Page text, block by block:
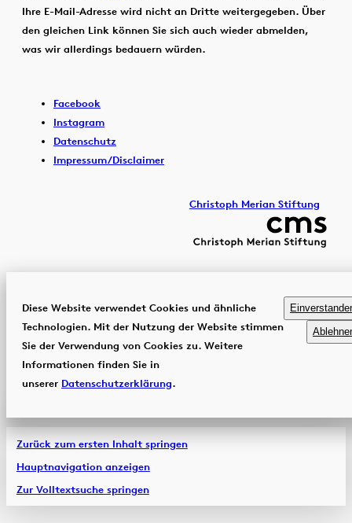
Ihre E-Mail-Adresse wird nicht an Dritte weitergegeben. Über
den gleichen Link können Sie sich auch wieder abmelden,
was wir allerdings bedauern würden.
Facebook
Instagram
Datenschutz
Impressum/Disclaimer
Christoph Merian Stiftung
Diese Website verwendet Cookies und ähnliche
Technologien. Mit der Nutzung der Website stimmen
Sie der Verwendung von Cookies zu. Weitere
Informationen finden Sie in
unserer Datenschutzerklärung.
Zurück zum ersten Inhalt springen
Hauptnavigation anzeigen
Zur Volltextsuche springen